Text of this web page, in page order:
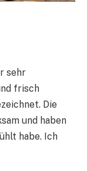
sehr
frisch
Die
und haben
habe. Ich